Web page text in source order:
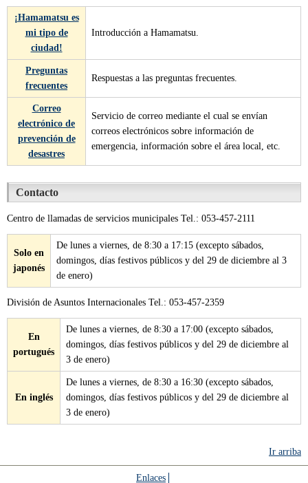
¡Hamamatsu es
mi tipo de
ciudad!
Introducción a Hamamatsu.
Preguntas
frecuentes
Respuestas a las preguntas frecuentes.
Correo
electrónico de
prevención de
desastres
Servicio de correo mediante el cual se envían
correos electrónicos sobre información de
emergencia, información sobre el área local, etc.
Contacto
Centro de llamadas de servicios municipales Tel.: 053-457-2111
Solo en
japonés
De lunes a viernes, de 8:30 a 17:15 (excepto sábados,
domingos, días festivos públicos y del 29 de diciembre al 3
de enero)
División de Asuntos Internacionales Tel.: 053-457-2359
En
portugués
De lunes a viernes, de 8:30 a 17:00 (excepto sábados,
domingos, días festivos públicos y del 29 de diciembre al
3 de enero)
En inglés
De lunes a viernes, de 8:30 a 16:30 (excepto sábados,
domingos, días festivos públicos y del 29 de diciembre al
3 de enero)
Ir arriba
Enlaces